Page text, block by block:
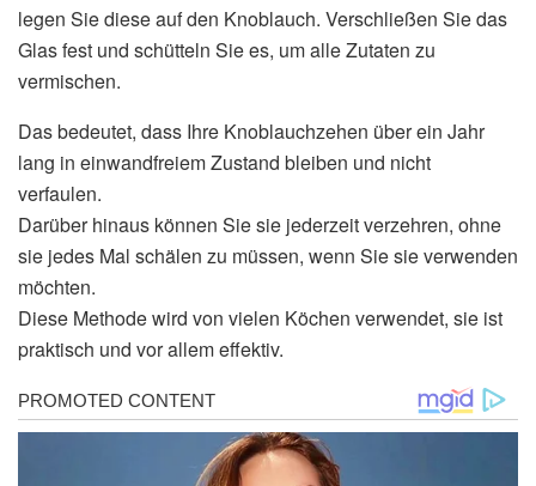
legen Sie diese auf den Knoblauch. Verschließen Sie das
Glas fest und schütteln Sie es, um alle Zutaten zu
vermischen.
Das bedeutet, dass Ihre Knoblauchzehen über ein Jahr
lang in einwandfreiem Zustand bleiben und nicht
verfaulen.
Darüber hinaus können Sie sie jederzeit verzehren, ohne
sie jedes Mal schälen zu müssen, wenn Sie sie verwenden
möchten.
Diese Methode wird von vielen Köchen verwendet, sie ist
praktisch und vor allem effektiv.